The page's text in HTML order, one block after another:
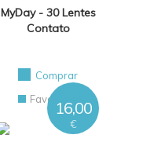
MyDay - 30 Lentes
Contato
Comprar
Favoritos16,00
€